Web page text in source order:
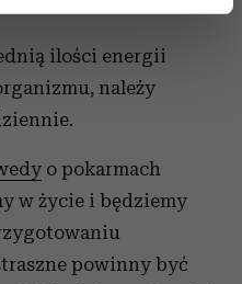
plików cookie możesz
w dowolnej chwili.
spersonalizowania treści
społecznościowe i
Informacje o tym, jak
partnerom
i analitycznym.
z innymi danymi
ilości energii
należy
o pokarmach
w życie i będziemy
powinny być